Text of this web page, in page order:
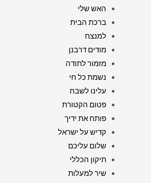
האש שלי
ברכת הבית
למנצח
מודים דרבנן
מזמור לתודה
נשמת כל חי
עלינו לשבח
פטום הקטורת
פותח את ידיך
קדיש על ישראל
שלום עליכם
תיקון הכללי
שיר למעלות